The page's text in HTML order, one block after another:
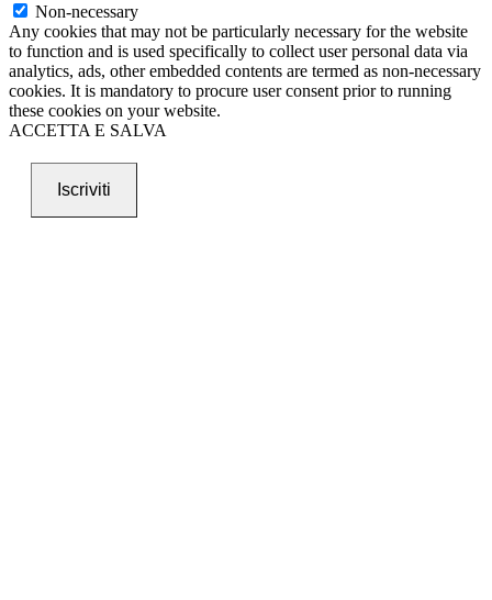
Non-necessary
Any cookies that may not be particularly necessary for the website
to function and is used specifically to collect user personal data via
analytics, ads, other embedded contents are termed as non-necessary
cookies. It is mandatory to procure user consent prior to running
these cookies on your website.
ACCETTA E SALVA
Iscriviti